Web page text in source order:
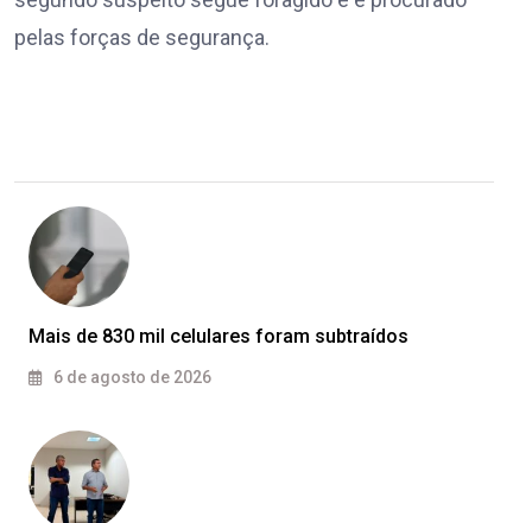
pelas forças de segurança.
Mais de 830 mil celulares foram subtraídos
6 de agosto de 2026